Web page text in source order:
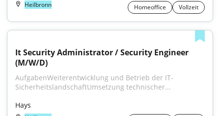
Heilbronn Homeoffice Vollzeit
It Security Administrator / Security Engineer
(M/W/D)
AufgabenWeiterentwicklung und Betrieb der IT-
SicherheitslandschaftUmsetzung technischer...
Hays